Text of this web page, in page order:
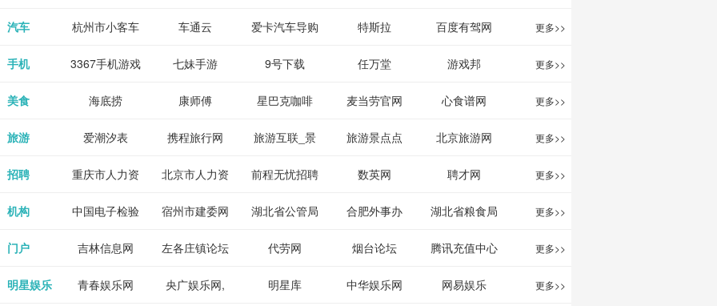
纸
汽车 杭州市小客车
总量调控管理
信息系统
车通云 爱卡汽车导购 特斯拉 百度有驾网 更多>>
手机 3367手机游戏 七妹手游 9号下载 任万堂 游戏邦 更多>>
美食 海底捞 康师傅 星巴克咖啡 麦当劳官网 心食谱网 更多>>
旅游 爱潮汐表 携程旅行网 旅游互联_景
点门票预订
旅游景点点
评-猫途鹰
Tripadvisor
北京旅游网 更多>>
招聘 重庆市人力资
源和社会保障
局
北京市人力资
源和社会保障
前程无忧招聘
网
数英网 聘才网 更多>>
机构 中国电子检验
检疫业务网
宿州市建委网 湖北省公管局 合肥外事办 湖北省粮食局 更多>>
门户 吉林信息网 左各庄镇论坛 代劳网 烟台论坛 腾讯充值中心 更多>>
明星娱乐 青春娱乐网 央广娱乐网, 明星库 中华娱乐网 网易娱乐 更多>>